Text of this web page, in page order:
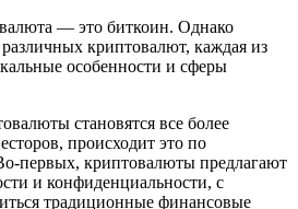
— это биткоин. Однако
криптовалют, каждая из
особенности и сферы
становятся все более
происходит это по
первых, криптовалюты предлагают
и конфиденциальности, с
традиционные финансовые